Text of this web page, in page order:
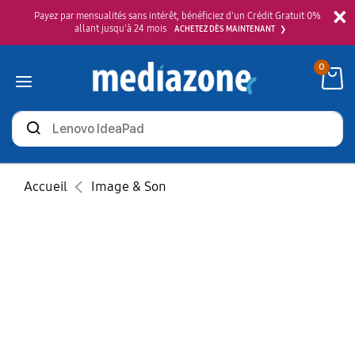
×
Payez par mensualités sans intérêt, bénéficiez d'un Crédit Gratuit 0%
allant jusqu'à 24 mois
ACHETEZ DÈS MAINTENANT
Rechercher
des
produits
0
Accueil Image & Son